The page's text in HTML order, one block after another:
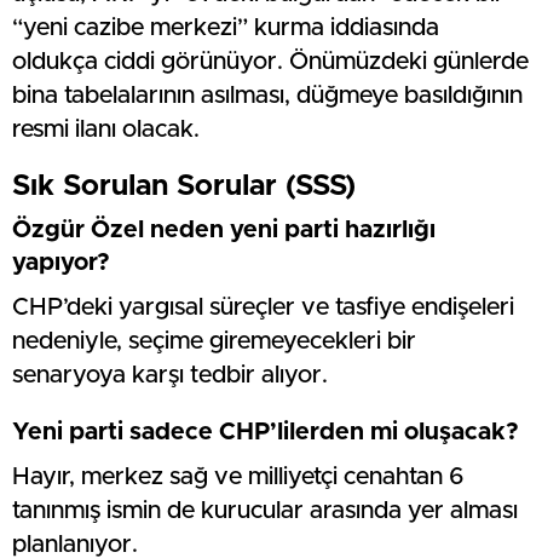
“yeni cazibe merkezi” kurma iddiasında
oldukça ciddi görünüyor. Önümüzdeki günlerde
bina tabelalarının asılması, düğmeye basıldığının
resmi ilanı olacak.
Sık Sorulan Sorular (SSS)
Özgür Özel neden yeni parti hazırlığı
yapıyor?
CHP’deki yargısal süreçler ve tasfiye endişeleri
nedeniyle, seçime giremeyecekleri bir
senaryoya karşı tedbir alıyor.
Yeni parti sadece CHP’lilerden mi oluşacak?
Hayır, merkez sağ ve milliyetçi cenahtan 6
tanınmış ismin de kurucular arasında yer alması
planlanıyor.